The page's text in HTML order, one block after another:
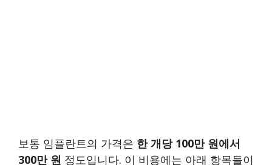
보통 임플란트의 가격은 한 개당 100만 원에서
300만 원 정도입니다. 이 비용에는 아래 항목들이